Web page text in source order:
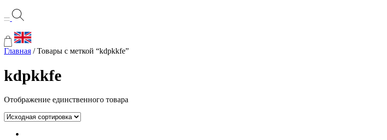
Главная / Товары с меткой “kdpkkfe”
kdpkkfe
Отображение единственного товара